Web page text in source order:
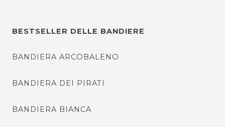
BESTSELLER DELLE BANDIERE
BANDIERA ARCOBALENO
BANDIERA DEI PIRATI
BANDIERA BIANCA